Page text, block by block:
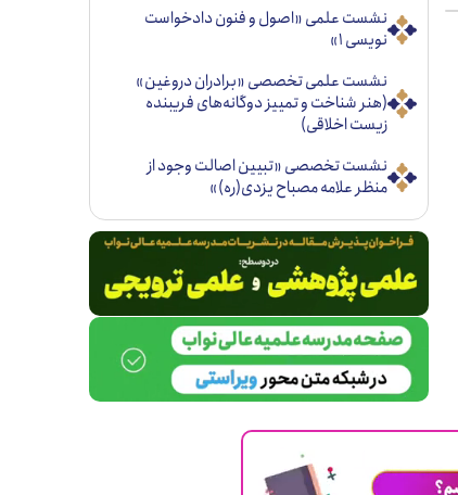
نشست علمی «اصول و فنون دادخواست
نویسی ۱»
نشست علمی تخصصی «برادران دروغین»
(هنر شناخت و تمییز دوگانه‌های فریبنده
زیست اخلاقی)
نشست تخصصی «تبيين اصالت وجود از
منظر علامه مصباح يزدی(ره)»